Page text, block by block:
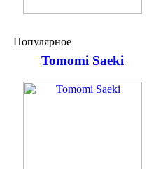
Популярное
Tomomi Saeki